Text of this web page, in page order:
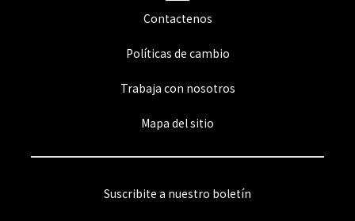
Contactenos
Políticas de cambio
Trabaja con nosotros
Mapa del sitio
Suscribite a nuestro boletín